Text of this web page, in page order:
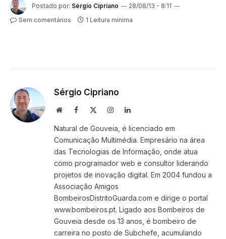
Postado por: Sérgio Cipriano
28/08/13 - 8:11
Sem comentários
1 Leitura mínima
Sérgio Cipriano
WebsiteFacebook InstagramLinkedIn
Natural de Gouveia, é licenciado em
Comunicação Multimédia. Empresário na área
das Tecnologias de Informação, onde atua
como programador web e consultor liderando
projetos de inovação digital. Em 2004 fundou a
Associação Amigos
BombeirosDistritoGuarda.com e dirige o portal
www.bombeiros.pt. Ligado aos Bombeiros de
Gouveia desde os 13 anos, é bombeiro de
carreira no posto de Subchefe, acumulando